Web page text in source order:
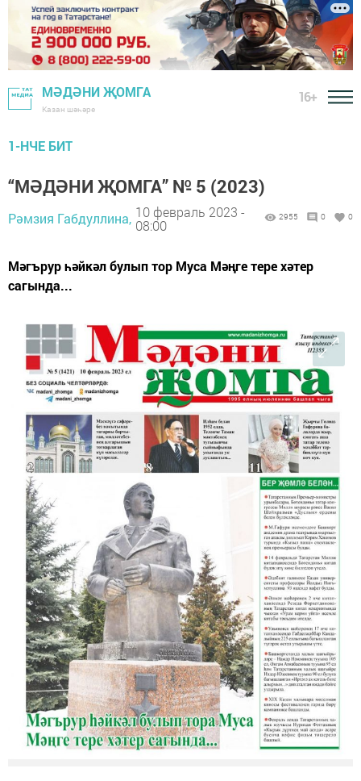
МӘДӘНИ ҖОМГА
Казан шәһәре
16+
1-НЧЕ БИТ
“МӘДӘНИ ҖОМГА” № 5 (2023)
Рәмзия Габдуллина, 10 февраль 2023 -
08:00
2955 0 0
Мәгърур һәйкәл булып тор Муса Мәңге тере хәтер
сагында...